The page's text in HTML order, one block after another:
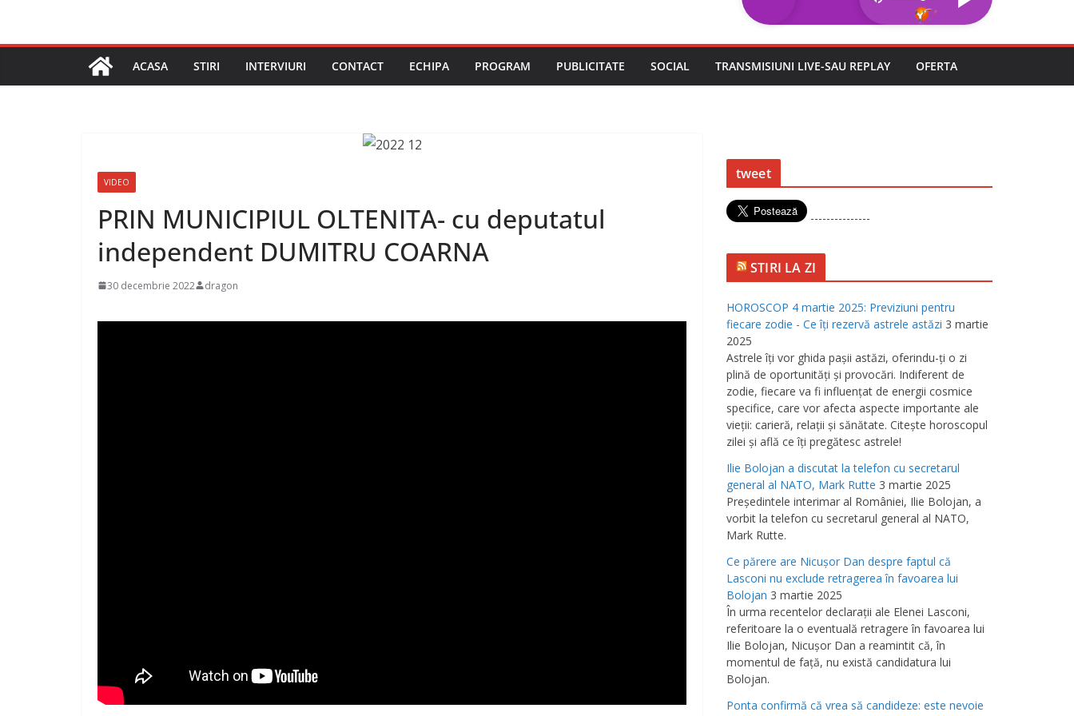
ACASA STIRI INTERVIURI CONTACT ECHIPA PROGRAM PUBLICITATE SOCIAL TRANSMISIUNI LIVE-SAU REPLAY OFERTA
VIDEO
PRIN MUNICIPIUL OLTENITA- cu deputatul
independent DUMITRU COARNA
30 decembrie 2022 dragon
tweet
---------------
STIRI LA ZI
HOROSCOP 4 martie 2025: Previziuni pentru
fiecare zodie - Ce îţi rezervă astrele astăzi 3 martie
2025
Astrele îţi vor ghida paşii astăzi, oferindu-ţi o zi
plină de oportunităţi şi provocări. Indiferent de
zodie, fiecare va fi influenţat de energii cosmice
specifice, care vor afecta aspecte importante ale
vieţii: carieră, relaţii şi sănătate. Citeşte horoscopul
zilei şi află ce îţi pregătesc astrele!
Ilie Bolojan a discutat la telefon cu secretarul
general al NATO, Mark Rutte 3 martie 2025
Preşedintele interimar al României, Ilie Bolojan, a
vorbit la telefon cu secretarul general al NATO,
Mark Rutte.
Ce părere are Nicuşor Dan despre faptul că
Lasconi nu exclude retragerea în favoarea lui
Bolojan 3 martie 2025
În urma recentelor declaraţii ale Elenei Lasconi,
referitoare la o eventuală retragere în favoarea lui
Ilie Bolojan, Nicuşor Dan a reamintit că, în
momentul de faţă, nu există candidatura lui
Bolojan.
Ponta confirmă că vrea să candideze: este nevoie